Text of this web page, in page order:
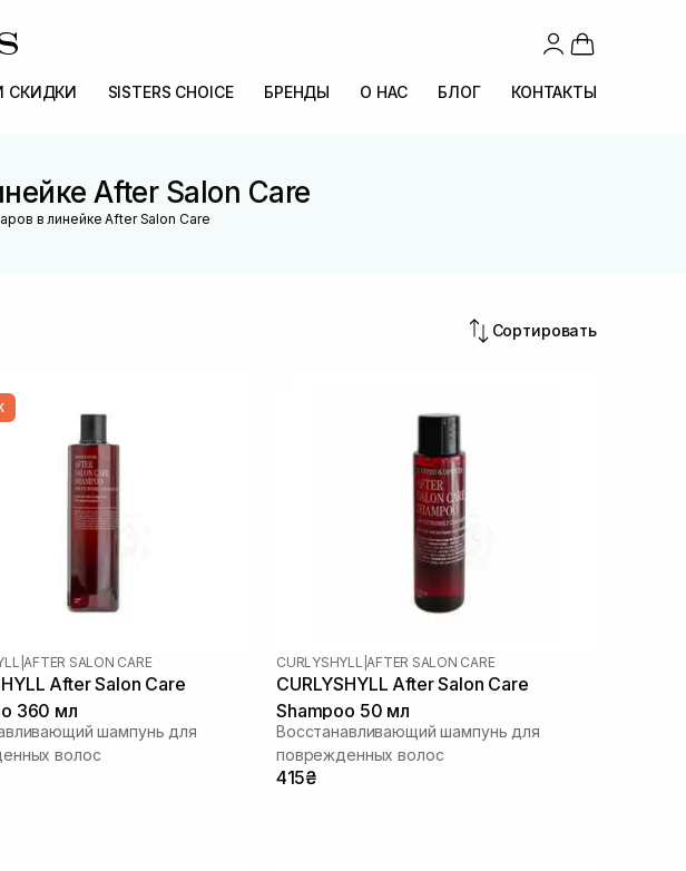
СКИДКИ SISTERS CHOICE БРЕНДЫ О НАС БЛОГ КОНТАКТЫ
After Salon Care
в линейке After Salon Care
Сортировать
AFTER SALON CARE
After Salon Care
360 мл
шампунь для
волос
CURLYSHYLL AFTER SALON CARE
CURLYSHYLL After Salon Care
Shampoo 50 мл
Восстанавливающий шампунь для
поврежденных волос
415₴